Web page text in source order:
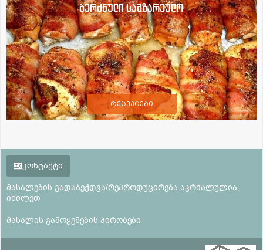
ბერძნული სამზარეულო
რეცეპტები
კონტაქტი
მასალების გადაბეჭდვა/რეპროდუცირება აკრძალულია,
იხილეთ
მასალის გამოყენების პირობები